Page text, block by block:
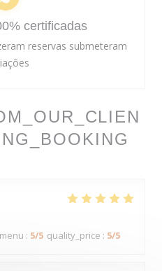
menu : 5/5 quality_price : 5/5
certificadas
reservas submeteram